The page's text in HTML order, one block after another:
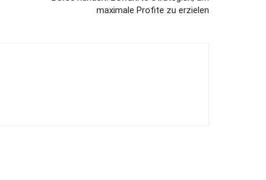
maximale Profite zu erzielen